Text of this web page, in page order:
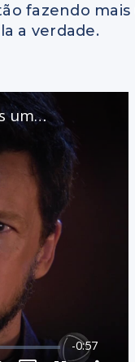
fazendo
a verdade.